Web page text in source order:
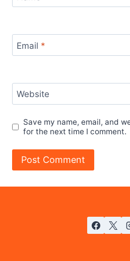
Email *
Website
Save my name, email, and
for the next time I comment.